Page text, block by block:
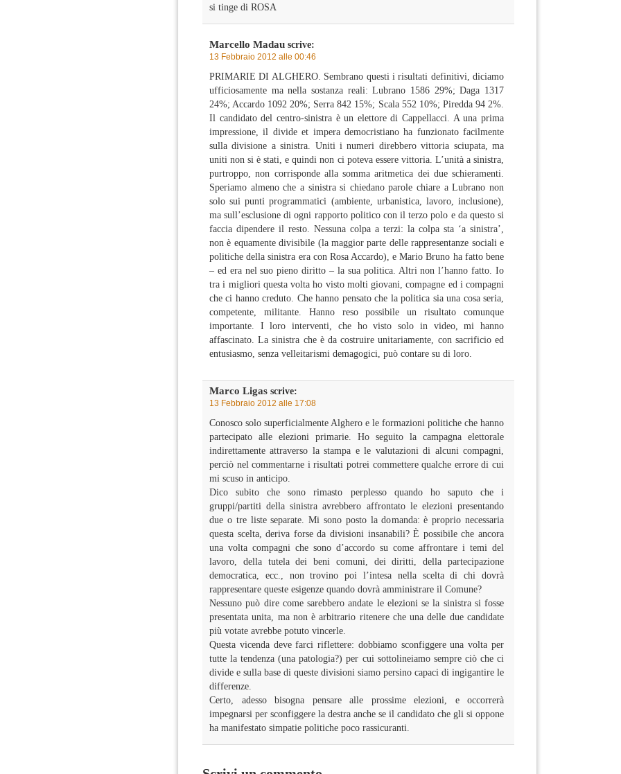
si tinge di ROSA
Marcello Madau scrive:
13 Febbraio 2012 alle 00:46
PRIMARIE DI ALGHERO. Sembrano questi i risultati definitivi, diciamo
ufficiosamente ma nella sostanza reali: Lubrano 1586 29%; Daga 1317
24%; Accardo 1092 20%; Serra 842 15%; Scala 552 10%; Piredda 94 2%.
Il candidato del centro-sinistra è un elettore di Cappellacci. A una prima
impressione, il divide et impera democristiano ha funzionato facilmente
sulla divisione a sinistra. Uniti i numeri direbbero vittoria sciupata, ma
uniti non si è stati, e quindi non ci poteva essere vittoria. L’unità a sinistra,
purtroppo, non corrisponde alla somma aritmetica dei due schieramenti.
Speriamo almeno che a sinistra si chiedano parole chiare a Lubrano non
solo sui punti programmatici (ambiente, urbanistica, lavoro, inclusione),
ma sull’esclusione di ogni rapporto politico con il terzo polo e da questo si
faccia dipendere il resto. Nessuna colpa a terzi: la colpa sta ‘a sinistra’,
non è equamente divisibile (la maggior parte delle rappresentanze sociali e
politiche della sinistra era con Rosa Accardo), e Mario Bruno ha fatto bene
– ed era nel suo pieno diritto – la sua politica. Altri non l’hanno fatto. Io
tra i migliori questa volta ho visto molti giovani, compagne ed i compagni
che ci hanno creduto. Che hanno pensato che la politica sia una cosa seria,
competente, militante. Hanno reso possibile un risultato comunque
importante. I loro interventi, che ho visto solo in video, mi hanno
affascinato. La sinistra che è da costruire unitariamente, con sacrificio ed
entusiasmo, senza velleitarismi demagogici, può contare su di loro.
Marco Ligas scrive:
13 Febbraio 2012 alle 17:08
Conosco solo superficialmente Alghero e le formazioni politiche che hanno
partecipato alle elezioni primarie. Ho seguito la campagna elettorale
indirettamente attraverso la stampa e le valutazioni di alcuni compagni,
perciò nel commentarne i risultati potrei commettere qualche errore di cui
mi scuso in anticipo.
Dico subito che sono rimasto perplesso quando ho saputo che i
gruppi/partiti della sinistra avrebbero affrontato le elezioni presentando
due o tre liste separate. Mi sono posto la domanda: è proprio necessaria
questa scelta, deriva forse da divisioni insanabili? È possibile che ancora
una volta compagni che sono d’accordo su come affrontare i temi del
lavoro, della tutela dei beni comuni, dei diritti, della partecipazione
democratica, ecc., non trovino poi l’intesa nella scelta di chi dovrà
rappresentare queste esigenze quando dovrà amministrare il Comune?
Nessuno può dire come sarebbero andate le elezioni se la sinistra si fosse
presentata unita, ma non è arbitrario ritenere che una delle due candidate
più votate avrebbe potuto vincerle.
Questa vicenda deve farci riflettere: dobbiamo sconfiggere una volta per
tutte la tendenza (una patologia?) per cui sottolineiamo sempre ciò che ci
divide e sulla base di queste divisioni siamo persino capaci di ingigantire le
differenze.
Certo, adesso bisogna pensare alle prossime elezioni, e occorrerà
impegnarsi per sconfiggere la destra anche se il candidato che gli si oppone
ha manifestato simpatie politiche poco rassicuranti.